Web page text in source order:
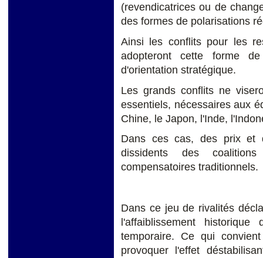
(revendicatrices ou de
des formes de polarisations
Ainsi les conflits pour les
adopteront cette forme
d'orientation stratégique.
Les grands conflits ne
essentiels, nécessaires aux
Chine, le Japon, l'Inde,
Dans ces cas, des prix et
dissidents des
compensatoires traditionnels.
Dans ce jeu de rivalités
l'affaiblissement
temporaire. Ce qui
provoquer l'effet